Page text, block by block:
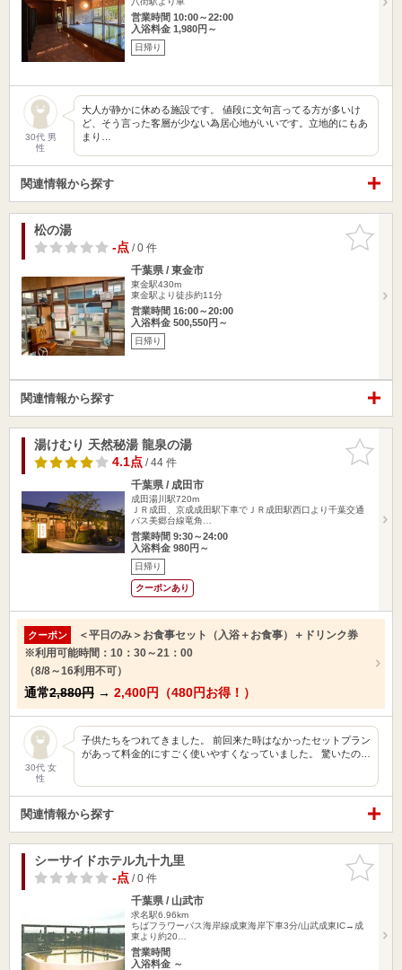
営業時間 10:00～22:00
入浴料金 1,980円～
日帰り
30代 男
性
大人が静かに休める施設です。 値段に文句言ってる方が多いけ
ど、そう言った客層が少ない為居心地がいいです。立地的にもあ
まり…
関連情報から探す
お気に入
りに追加
松の湯
-点/ 0 件
千葉県 / 東金市
東金駅430m
東金駅より徒歩約11分
営業時間 16:00～20:00
入浴料金 500,550円～
日帰り
関連情報から探す
お気に入
りに追加
湯けむり 天然秘湯 龍泉の湯
4.1点/ 44 件
千葉県 / 成田市
成田湯川駅720m
ＪＲ成田、京成成田駅下車でＪＲ成田駅西口より千葉交通
バス美郷台線竜角…
営業時間 9:30～24:00
入浴料金 980円～
日帰り
クーポンあり
クーポン
＜平日のみ＞お食事セット（入浴＋お食事）＋ドリンク券
※利用可能時間：10：30～21：00
（8/8～16利用不可）
通常2,880円 → 2,400円（480円お得！）
30代 女
性
子供たちをつれてきました。 前回来た時はなかったセットプラン
があって料金的にすごく使いやすくなっていました。 驚いたの…
関連情報から探す
お気に入
りに追加
シーサイドホテル九十九里
-点/ 0 件
千葉県 / 山武市
求名駅6.96km
ちばフラワーバス海岸線成東海岸下車3分/山武成東IC→成
東より約20…
営業時間
入浴料金 ～